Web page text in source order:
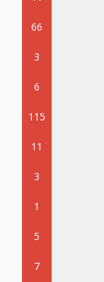
66
3
6
115
11
3
1
5
7